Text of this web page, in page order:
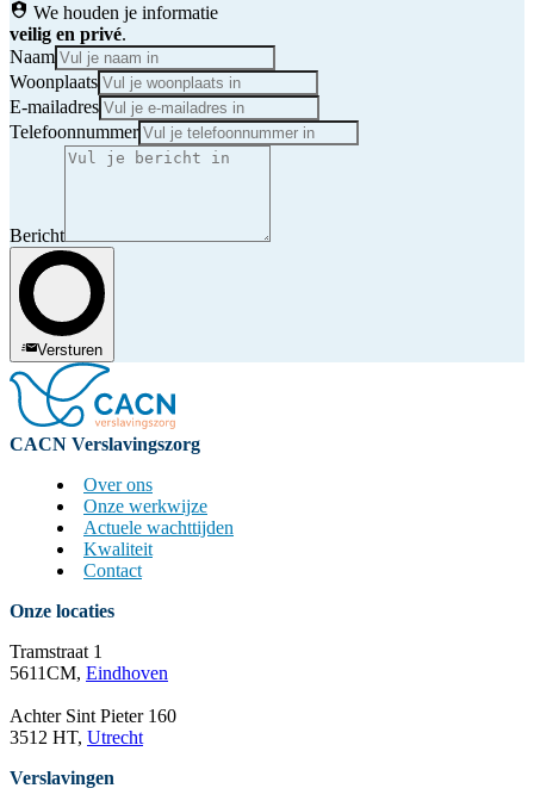
We houden je informatie
veilig en privé.
Naam
Woonplaats
E-mailadres
Telefoonnummer
Bericht
Versturen
CACN Verslavingszorg
Over ons
Onze werkwijze
Actuele wachttijden
Kwaliteit
Contact
Onze locaties
Tramstraat 1
5611CM, Eindhoven
Achter Sint Pieter 160
3512 HT, Utrecht
Verslavingen